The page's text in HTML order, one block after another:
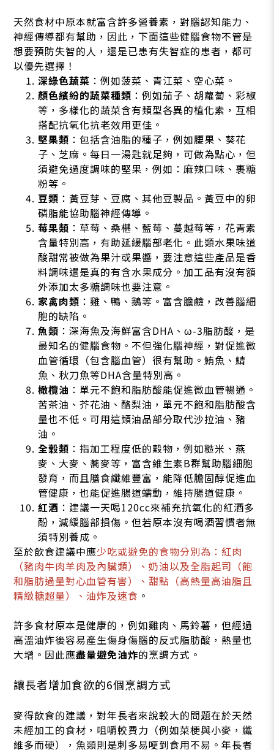
天然食材中原本就富含許多營養素，對腦認知能力、
神經傳導都有幫助，因此，下面這些健腦食物不管是
想要預防失智的人，還是已患有失智症的患者，都可
以優先選擇！
深綠色蔬菜 ：例如菠菜、青江菜、空心菜。
顏色繽紛的蔬菜種類 ：例如茄子、胡蘿蔔、彩椒
等，多樣化的蔬菜含有類型各異的植化素，互相
搭配抗氧化抗老效用更佳。
堅果類 ：包括含油脂的種子，例如腰果、葵花
子、芝麻。每日一湯匙就足夠，可做為點心，但
須避免過度調味的堅果，例如：麻辣口味、裹糖
粉等。
豆類 ：黃豆芽、豆腐、其他豆製品。黃豆中的卵
磷脂能協助腦神經傳導。
莓果類 ：草莓、桑椹、藍莓、蔓越莓等，花青素
含量特別高，有助延緩腦部老化。此類水果味道
酸甜常被做為果汁或果醬，要注意這些產品是香
料調味還是真的有含水果成分。加工品有沒有額
外添加太多糖調味也要注意。
家禽肉類 ：雞、鴨、鵝等。富含膽鹼，改善腦細
胞的缺陷。
魚類 ：深海魚及海鮮富含DHA、ω-3脂肪酸，是
最知名的健腦食物。不但強化腦神經，對促進微
血管循環（包含腦血管）很有幫助。鮪魚、鯖
魚、秋刀魚等DHA含量特別高。
橄欖油 ：單元不飽和脂肪酸能促進微血管暢通。
苦茶油、芥花油、酪梨油，單元不飽和脂肪酸含
量也不低。可用這類油品部分取代沙拉油、豬
油。
全穀類 ：指加工程度低的穀物，例如糙米、燕
麥、大麥、蕎麥等，富含維生素B群幫助腦細胞
發育，而且膳食纖維豐富，能降低膽固醇促進血
管健康，也能促進腸道蠕動，維持腸道健康。
紅酒 ：建議一天喝120cc來補充抗氧化的紅酒多
酚，減緩腦部損傷。但若原本沒有喝酒習慣者無
須特別養成。
至於飲食建議中應少吃或避免的食物分別為：紅肉
（豬肉牛肉羊肉及內臟類）、奶油以及全脂起司（飽
和脂肪過量對心血管有害）、甜點（高熱量高油脂且
精緻糖超量）、油炸及速食 。
許多食材原本是健康的，例如雞肉、馬鈴薯，但經過
高溫油炸後容易產生傷身傷腦的反式脂肪酸，熱量也
大增。因此應盡量避免油炸的烹調方式。
讓長者增加食欲的6個烹調方式
麥得飲食的建議，對年長者來說較大的問題在於天然
未經加工的食材，咀嚼較費力（例如菜梗與小麥，纖
維多而硬），魚類則是刺多易哽到食用不易。年長者